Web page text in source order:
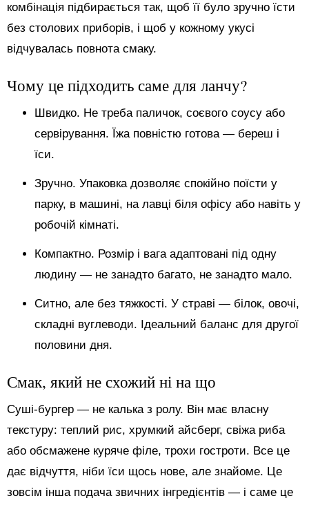
комбінація підбирається так, щоб її було зручно їсти
без столових приборів, і щоб у кожному укусі
відчувалась повнота смаку.
Чому це підходить саме для ланчу?
Швидко. Не треба паличок, соєвого соусу або
сервірування. Їжа повністю готова — береш і
їси.
Зручно. Упаковка дозволяє спокійно поїсти у
парку, в машині, на лавці біля офісу або навіть у
робочій кімнаті.
Компактно. Розмір і вага адаптовані під одну
людину — не занадто багато, не занадто мало.
Ситно, але без тяжкості. У страві — білок, овочі,
складні вуглеводи. Ідеальний баланс для другої
половини дня.
Смак, який не схожий ні на що
Суші-бургер — не калька з ролу. Він має власну
текстуру: теплий рис, хрумкий айсберг, свіжа риба
або обсмажене куряче філе, трохи гостроти. Все це
дає відчуття, ніби їси щось нове, але знайоме. Це
зовсім інша подача звичних інгредієнтів — і саме це